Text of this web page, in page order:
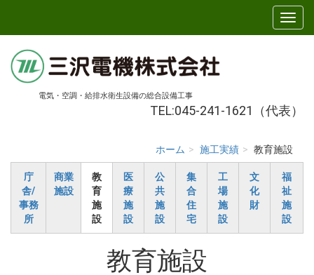
電気・空調・給排水衛生設備の総合設備工事
TEL:045-241-1621（代表）
ホーム 施工実績 教育施設
庁
舎/
事務
所
商業
施設
教
育
施
設
医
療
施
設
公
共
施
設
集
合
住
宅
工
場
施
設
文
化
財
福
祉
施
設
教育施設